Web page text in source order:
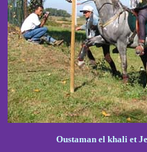
Oustaman el khali et